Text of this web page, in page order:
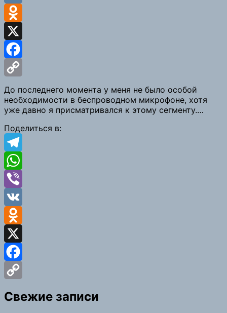
VK
Odnoklassniki
X
Facebook
Copy
Link
До последнего момента у меня не было особой
необходимости в беспроводном микрофоне, хотя
уже давно я присматривался к этому сегменту.…
Поделиться в:
Telegram
WhatsApp
Viber
VK
Odnoklassniki
X
Facebook
Свежие записи